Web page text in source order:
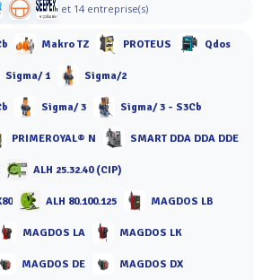
et 14 entreprise(s)
Makro TZ PROTEUS Qdos
Sigma/ 1 Sigma/2
Sigma/ 3 Sigma/ 3 - S3Cb
PRIMEROYAL® N SMART DDA DDA DDE
ALH 25.32.40 (CIP)
ALH 80.100.125 MAGDOS LB
MAGDOS LA MAGDOS LK
MAGDOS DE MAGDOS DX